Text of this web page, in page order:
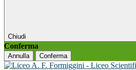
Chiudi
Conferma
Annulla Conferma